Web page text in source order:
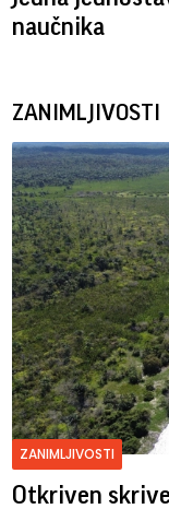
naučnika
ZANIMLJIVOSTI
ZANIMLJIVOSTI
Otkriven